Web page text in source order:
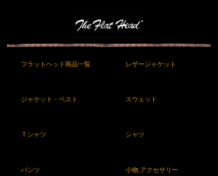
フラットヘッド商品一覧 レザージャケット
ジャケット・ベスト スウェット
Ｔシャツ シャツ
パンツ 小物,アクセサリー